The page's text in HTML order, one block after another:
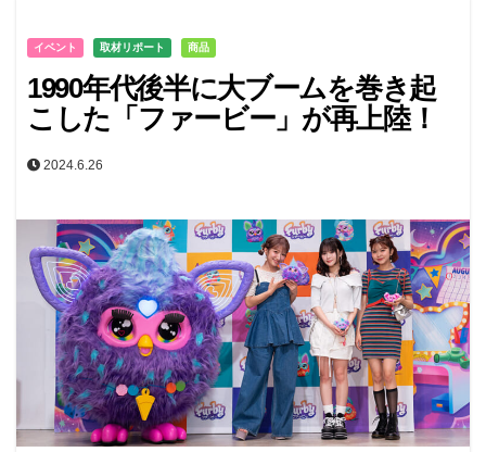
イベント 取材リポート 商品
1990年代後半に大ブームを巻き起
こした「ファービー」が再上陸！
2024.6.26